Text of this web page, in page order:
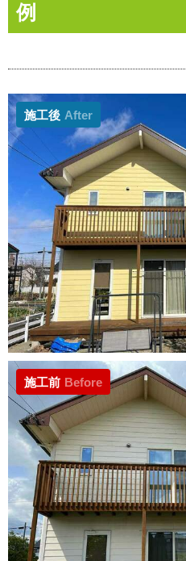
例
施工後 After
施工前 Before